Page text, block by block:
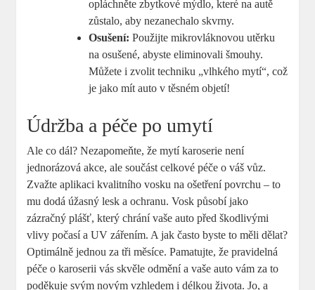
opláchněte zbytkové mýdlo, které na autě
zůstalo, aby nezanechalo skvrny.
Osušení: Použijte mikrovláknovou utěrku
na osušené, abyste eliminovali šmouhy.
Můžete i zvolit techniku „vlhkého mytí“, což
je jako mít auto v těsném objetí!
Údržba a péče po umytí
Ale co dál? Nezapomeňte, že mytí karoserie není
jednorázová akce, ale součást celkové péče o váš vůz.
Zvažte aplikaci kvalitního vosku na ošetření povrchu – to
mu dodá úžasný lesk a ochranu. Vosk působí jako
zázračný plášť, který chrání vaše auto před škodlivými
vlivy počasí a UV zářením. A jak často byste to měli dělat?
Optimálně jednou za tři měsíce. Pamatujte, že pravidelná
péče o karoserii vás skvěle odmění a vaše auto vám za to
poděkuje svým novým vzhledem i délkou života. Jo, a